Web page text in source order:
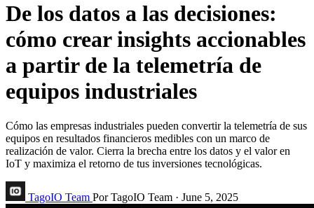
De los datos a las decisiones:
cómo crear insights accionables
a partir de la telemetría de
equipos industriales
Cómo las empresas industriales pueden convertir la telemetría de sus
equipos en resultados financieros medibles con un marco de
realización de valor. Cierra la brecha entre los datos y el valor en
IoT y maximiza el retorno de tus inversiones tecnológicas.
TagoIO Team Por TagoIO Team · June 5, 2025